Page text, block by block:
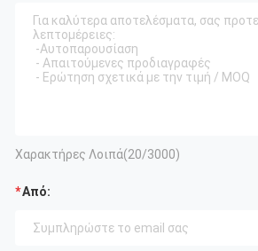
Χαρακτήρες Λοιπά(20/3000)
Από: